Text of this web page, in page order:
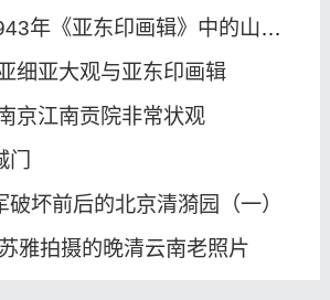
年《亚东印画辑》中的山海关
细亚大观与亚东印画辑
京江南贡院非常状观
破坏前后的北京清漪园（一）
雅拍摄的晚清云南老照片